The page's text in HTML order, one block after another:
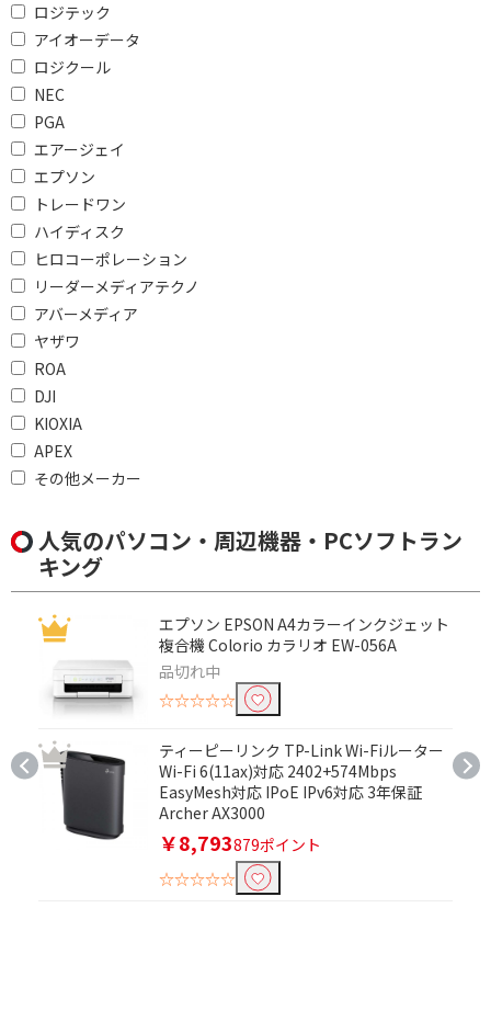
ロジテック
アイオーデータ
ロジクール
NEC
PGA
エアージェイ
エプソン
トレードワン
ハイディスク
ヒロコーポレーション
リーダーメディアテクノ
アバーメディア
ヤザワ
ROA
DJI
KIOXIA
APEX
その他メーカー
4時間以上～5時間未満
ネットワークで絞り込む
Wi-Fiモデル
通信方式(タブレット)で絞り込む
Wi-Fiモデル
無線LAN(タブレット)で絞り込む
ac/n/a/g/b
iPadで絞り込む
iPad(A16) iPad Air 11 (M3)
マウス
キーボード
キーボード・マウスセ
Officeソフトで絞り込む
人気のパソコン・周辺機器・PCソフトラン
キング
エプソン EPSON A4カラーインクジェット
複合機 Colorio カラリオ EW-056A
品切れ中
☆☆☆☆☆
ティーピーリンク TP-Link Wi-Fiルーター
Wi-Fi 6(11ax)対応 2402+574Mbps
EasyMesh対応 IPoE IPv6対応 3年保証
Archer AX3000
￥8,793879ポイント
☆☆☆☆☆